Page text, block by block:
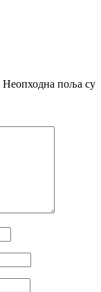
Неопходна поља су